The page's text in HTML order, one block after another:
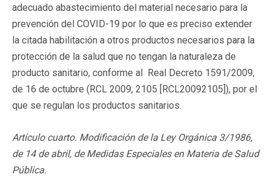
adecuado abastecimiento del material necesario para la
prevención del COVID-19 por lo que es preciso extender
la citada habilitación a otros productos necesarios para la
protección de la salud que no tengan la naturaleza de
producto sanitario, conforme al Real Decreto 1591/2009,
de 16 de octubre (RCL 2009, 2105 [RCL20092105]), por el
que se regulan los productos sanitarios.
Artículo cuarto. Modificación de la Ley Orgánica 3/1986,
de 14 de abril, de Medidas Especiales en Materia de Salud
Pública.